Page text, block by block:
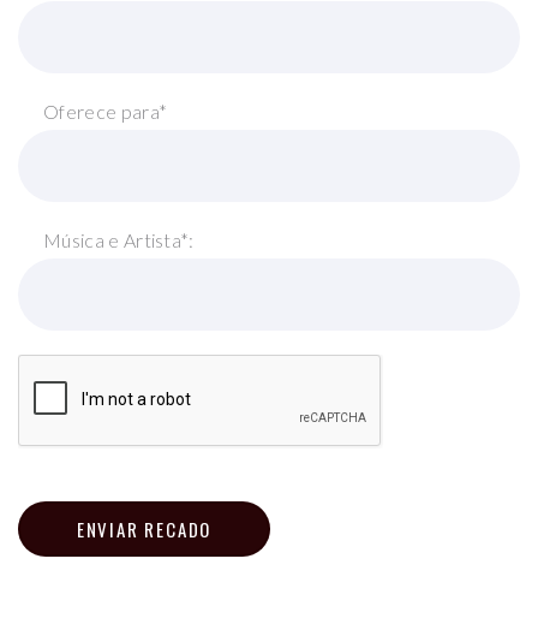
Oferece para*
Música e Artista*:
ENVIAR RECADO